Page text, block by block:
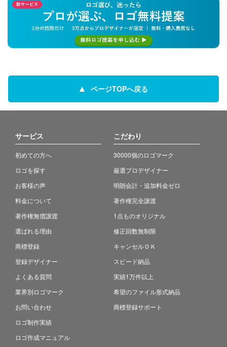
ページTOPへ戻る
サービス
初めての方へ
ロゴを探す
お客様の声
料金について
著作権無償譲渡
選ばれる理由
商標登録
登録デザイナー
よくある質問
業界別ロゴマーク
お問い合わせ
ロゴ制作実績
ロゴ作成マニュアル
こだわり
30000個のロゴマーク
厳選プロデザイナー
明朗会計・追加料金ゼロ
著作権完全譲渡
1点ものオリジナル
修正回数無制限
キャンセルＯＫ
スピード納品
実績1万件以上
希望のファイル形式納品
商標登録サポート